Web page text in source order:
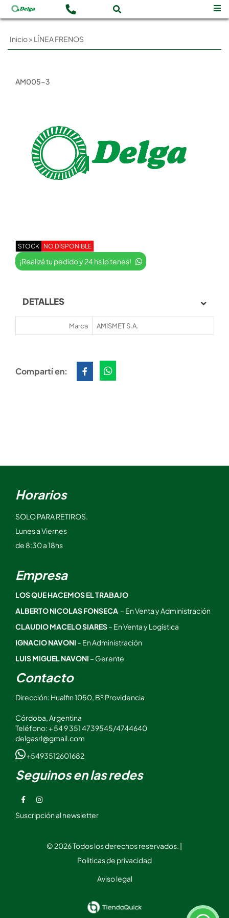
Inicio> LÍNEA FRENOS
AM005-3
STOCK NO DISPONIBLE
¡Realizá tu pedido y 24 hs lo tenes!
DETALLES
Marca AMISMET S.A.
Compartí en:
Horarios
SOLO PARA RETIROS.
Lunes a Viernes
de 8:30 a 18hs
Empresa
LOS QUE HACEMOS EL TRABAJO
ALBERTO NICOLAS FONSECA – En Venta y Administración
CLAUDIO MACELO SIARES– En Venta y Logística
IGNACIO NAVONI – En Administración
LUIS MIGUEL NAVONI – Gerente
Contacto
Dirección: Hualfin 1050, Bº Providencia
Córdoba, Argentina
Teléfono: + 54 9 351 4739545/4744640
delgasrl@gmail.com
+5493512601682
Seguinos en las redes
Suscripción al newsletter
© 2026 Todos los derechos reservados. |
Politicas de privacidad
Aviso legal